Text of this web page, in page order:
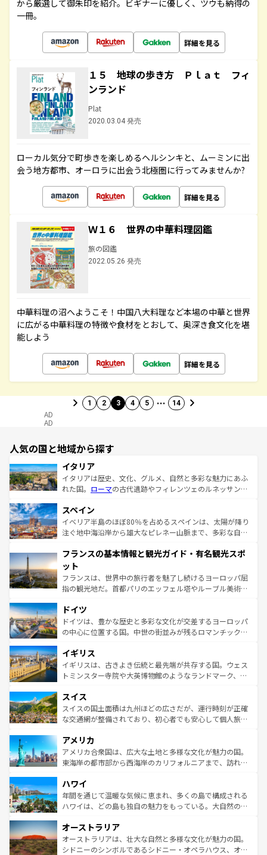
から厳選して御朱印を紹介。ビギナーに優しく、ツウも納得の
一冊。
詳細を見る
１５ 地球の歩き方 Ｐｌａｔ フィ
ンランド
Plat
2020.03.04 発売
ローカル気分で町歩きを楽しめるヘルシンキと、ムーミンに出
会う地方都市、オーロラに出会う北極圏に行ってみませんか?
詳細を見る
Ｗ１６ 世界の中華料理図鑑
旅の図鑑
2022.05.26 発売
中華料理の沼へようこそ！中国八大料理など本場の中華と世界
に広がる中華料理の特徴や食材をとおして、奥深き食文化を堪
能しよう
詳細を見る
1 2 3 4 5 … 14
AD
AD
人気の国と地域から探す
イタリア
イタリアは歴史、文化、グルメ、自然と多彩な魅力にあふ
れた国。 ローマの古代遺跡やフィレンツェのルネッサンス
ろん、トスカーナの美しい田園風景やアマルフィ海岸の絶
景など、自然景観も見逃せない。観光の合間には、本場の
ピザやパスタなど、絶品のイタリア料理を堪能することも
ませてくれるイタリアで、忘れられない旅をしてみよう！
なお、新着のイタリア情報は
しい。
スペイン
イベリア半島のほぼ80％を占めるスペインは、太陽が降り
注ぐ地中海沿岸から雄大なピレネー山脈まで、多彩な自然
文化が根付くこの国では、情熱的なフラメンコ、熱気あふ
れる闘牛、そして美味しいタパスが生活の一部となってい
る。首都マドリードの洗練された雰囲気や、バルセロナの
アートに溢れた街角から、地方では古代ローマ遺跡や中世
せる。地方によって風土や気候が異なるスペインはその個
性で訪れる人を魅了する。 なお、新着のスペイン情報は コ
ンテンツ一覧を参照してほしい。
フランスの基本情報と観光ガイド・有名観光スポ
ット
フランスは、世界中の旅行者を魅了し続けるヨーロッパ屈
指の観光地だ。首都パリのエッフェル塔やルーブル美術館
で、幅広い魅力が詰まっている。華麗な宮殿、歴史的な大
聖堂、美しいビーチ、そして豊かな自然が、訪れる者を心
から魅了する。また、フランスは美食の国としても知ら
いる。シャンパンの発祥地であるランス、プロヴァンスの
香り高いラベンダー畑など、多彩な楽しみ方が可能だ。さ
らに、パリ以外の地域にも魅力が溢れており、どの街角に
れる地方に足を運ぶとそれぞれで全く異なる文化を体験で
きるだろう。 なお、新着のフランス情報はコンテンツ一覧
を参照してほしい。
ドイツ
ドイツは、豊かな歴史と多彩な文化が交差するヨーロッパ
の中心に位置する国。中世の街並みが残るロマンチック街
顔を持つこの国は、どこを歩いても飽きることがない。ベ
ルリンの文化的活気、バイエルン州のアルプスの絶景、そ
してライン川沿いのワイン畑といった風景は必見。ビール
は、お酒好きな人にはぜひ体験してほしい。 なお、新着の
ドイツ情報はコンテンツ一覧を参照してほしい。
イギリス
イギリスは、古きよき伝統と最先端が共存する国。ウェス
トミンスター寺院や大英博物館のようなランドマーク、歴
リアごとに異なる魅力がある。また、優雅なアフタヌーン
ティー、ビール好きにはたまらない英国パブ、サッカー観
戦など、本場だからこそできる体験も豊富。イギリスを旅
ンツ一覧を参照してほしい。
スイス
スイスの国土面積は九州ほどの広さだが、運行時刻が正確
な交通網が整備されており、初心者でも安心して個人旅行
の建物がそのまま残る町や、スイスならではのユニークな
博物館もあり、アルプス観光だけでなく町歩きも満喫する
ことができる。国民の所得が高いため物価も高いが、旅行
ば市内交通費無料で観光を楽しむこともできる。 なお、新
着のスイス情報はコンテンツ一覧 を参照してほしい。
アメリカ
アメリカ合衆国は、広大な土地と多様な文化が魅力の国。
東海岸の都市部から西海岸のカリフォルニアまで、訪れる
のような巨大都市は、観光、ショッピング、エンターテイ
ンメントが詰まった刺激的なスポットだ。一方、アメリカ
西部には大自然が広がり、グランドキャニオンやイエロー
部のニューオーリンズでは、音楽と美食が融合した独特の
文化が魅力。旅行者はアメリカの各地域で異なる魅力を楽
しみながら、その多様性と豊かな歴史を感じることができ
ハワイ
年間を通じて温暖な気候に恵まれ、多くの島で構成される
ハワイは、どの島も独自の魅力をもっている。大自然の神
ワイ島は見逃せない。また、定番の観光地といえばオアフ
島だが、静かな自然を求めるならマウイ島やカウアイ島が
おすすめ。エメラルドグリーンに輝く海をはじめ、豊かな
オーストラリア
オーストラリアは、壮大な自然と多様な文化が魅力の国。
シドニーのシンボルであるシドニー・オペラハウス、オー